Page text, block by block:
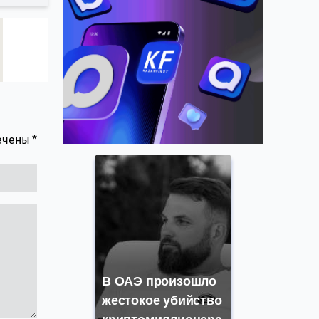
*
В ОАЭ произошло
жестокое убийство